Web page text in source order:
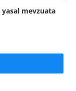
yasal mevzuata